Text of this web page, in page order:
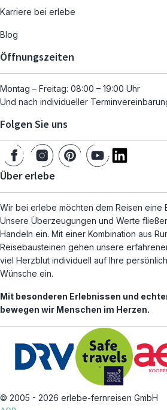
Karriere bei erlebe
Blog
Öffnungszeiten
Montag – Freitag: 08:00 – 19:00 Uhr
Und nach individueller
Folgen Sie uns
Über erlebe
Wir bei erlebe möchten dem Reisen eine
Unsere Überzeugungen und Werte
Handeln ein. Mit einer Kombination aus
Reisebausteinen gehen unsere
viel Herzblut individuell auf Ihre
Wünsche ein.
Mit besonderen Erlebnissen und
bewegen wir Menschen im Herzen.
© 2005 - 2026 erlebe-fernreisen GmbH